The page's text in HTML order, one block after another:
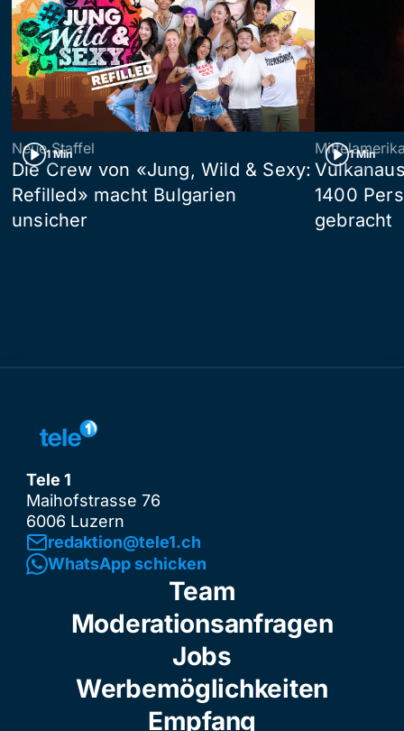
1 Min
Neue Staffel
Die Crew von «Jung, Wild & Sexy:
Refilled» macht Bulgarien
unsicher
1 Min
1400
gebracht
Tele 1
Maihofstrasse 76
6006 Luzern
redaktion@tele1.ch
WhatsApp schicken
Team
Moderationsanfragen
Jobs
Werbemöglichkeiten
Empfang